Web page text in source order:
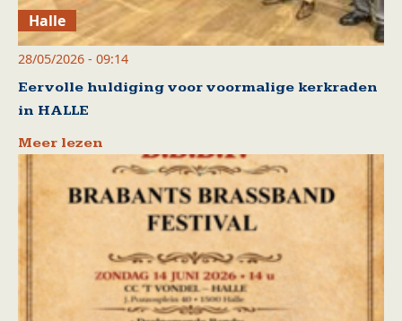
Halle
28/05/2026 - 09:14
Eervolle huldiging voor voormalige kerkraden
in HALLE
Meer lezen